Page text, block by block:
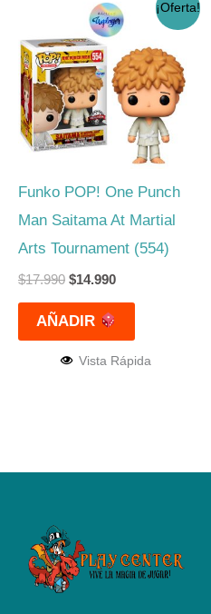
¡Oferta!
Funko POP! One Punch
Man Saitama At Martial
Arts Tournament (554)
$17.990
precio
original
era:
$17.990.
$14.990
precio
actual
es:
$14.990.
AÑADIR
Vista Rápida